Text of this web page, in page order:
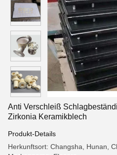
Anti Verschleiß
Zirkonia Keramikblech
Produkt-Details
Herkunftsort: Changsha, Hunan,